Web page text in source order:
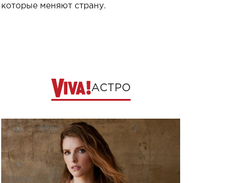
которые меняют страну.
АСТРО